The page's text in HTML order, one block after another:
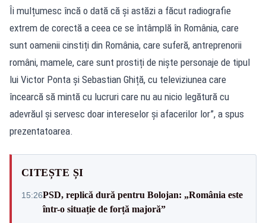
Îi mulțumesc încă o dată că și astăzi a făcut radiografie
extrem de corectă a ceea ce se întâmplă în România, care
sunt oamenii cinstiți din România, care suferă, antreprenorii
români, mamele, care sunt prostiți de niște personaje de tipul
lui Victor Ponta și Sebastian Ghiță, cu televiziunea care
încearcă să mintă cu lucruri care nu au nicio legătură cu
adevrăul și servesc doar intereselor și afacerilor lor”, a spus
prezentatoarea.
CITEȘTE ȘI
15:26PSD, replică dură pentru Bolojan: „România este
într-o situație de forță majoră”